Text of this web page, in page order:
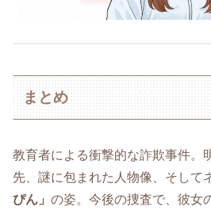
まとめ
教育者による衝撃的な詐欺事件。
先、謎に包まれた人物像、そして
ぴん」 の姿。今後の捜査で、彼女